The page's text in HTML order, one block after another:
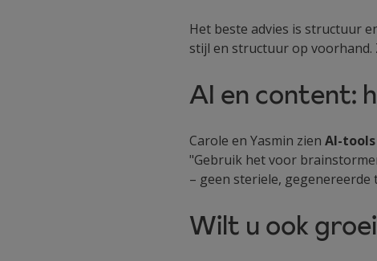
Het beste advies is structuur
stijl en structuur op voorhand.
AI en content:
Carole en Yasmin zien AI-tools
"Gebruik het voor
– geen steriele, gegenereerde
Wilt u ook